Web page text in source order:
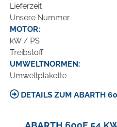
Lieferzeit
Unsere Nummer
MOTOR:
kW / PS
Treibstoff
UMWELTNORMEN:
Umweltplakette
DETAILS ZUM ABARTH